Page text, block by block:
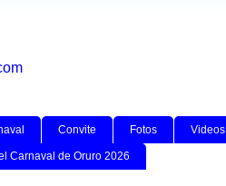
Convite Fotos Videos
Carnaval de Oruro 2026